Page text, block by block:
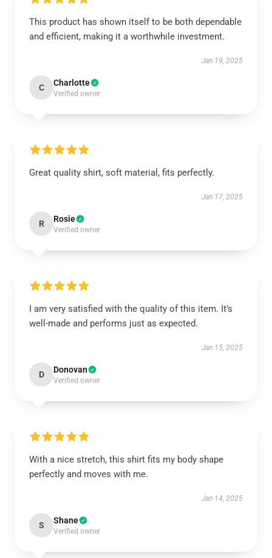
This product has shown itself to be both dependable
and efficient, making it a worthwhile investment.
Jan 19, 2025
C Charlotte
Verified owner
Great quality shirt, soft material, fits perfectly.
Jan 17, 2025
R Rosie
Verified owner
I am very satisfied with the quality of this item. It’s
well-made and performs just as expected.
Jan 15, 2025
D Donovan
Verified owner
With a nice stretch, this shirt fits my body shape
perfectly and moves with me.
Jan 14, 2025
S Shane
Verified owner